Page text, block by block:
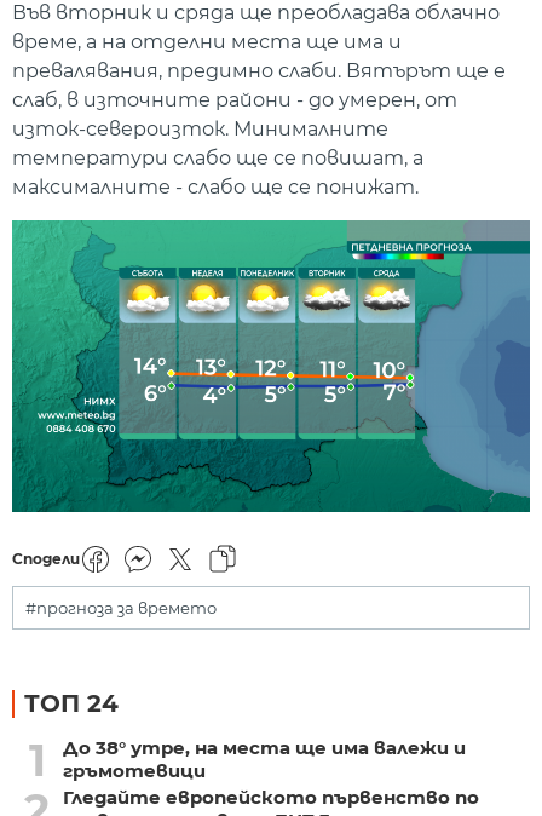
Във вторник и сряда ще преобладава облачно
време, а на отделни места ще има и
превалявания, предимно слаби. Вятърът ще е
слаб, в източните райони - до умерен, от
изток-североизток. Минималните
температури слабо ще се повишат, а
максималните - слабо ще се понижат.
Сподели
#прогноза за времето
ТОП 24
1
До 38° утре, на места ще има валежи и
гръмотевици
Гледайте европейското първенство по